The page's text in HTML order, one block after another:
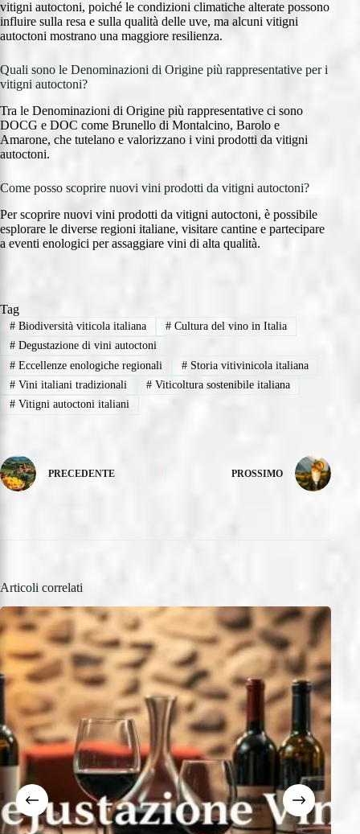
vitigni autoctoni, poiché le condizioni climatiche alterate possono
influire sulla resa e sulla qualità delle uve, ma alcuni vitigni
autoctoni mostrano una maggiore resilienza.
Quali sono le Denominazioni di Origine più rappresentative per i
vitigni autoctoni?
Tra le Denominazioni di Origine più rappresentative ci sono
DOCG e DOC come Brunello di Montalcino, Barolo e
Amarone, che tutelano e valorizzano i vini prodotti da vitigni
autoctoni.
Come posso scoprire nuovi vini prodotti da vitigni autoctoni?
Per scoprire nuovi vini prodotti da vitigni autoctoni, è possibile
esplorare le diverse regioni italiane, visitare cantine e partecipare
a eventi enologici per assaggiare vini di alta qualità.
Tag
#Biodiversità viticola italiana #Cultura del vino in Italia
#Degustazione di vini autoctoni
#Eccellenze enologiche regionali #Storia vitivinicola italiana
#Vini italiani tradizionali #Viticoltura sostenibile italiana
#Vitigni autoctoni italiani
PRECEDENTE PROSSIMO
Articoli correlati